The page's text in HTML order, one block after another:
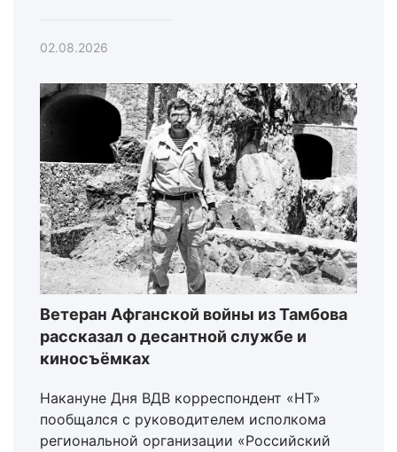
02.08.2026
Ветеран Афганской войны из Тамбова
рассказал о десантной службе и
киносъёмках
Накануне Дня ВДВ корреспондент «НТ»
пообщался с руководителем исполкома
региональной организации «Российский